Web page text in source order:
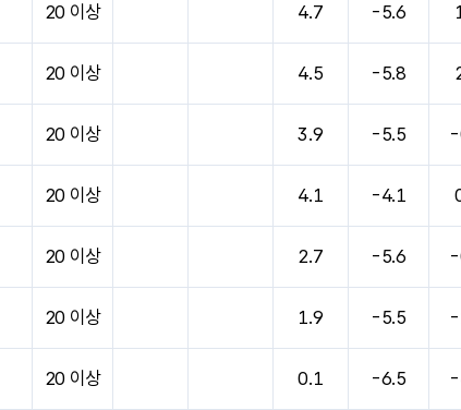
20 이상 4.7 -5.6
20 이상 4.5 -5.8
20 이상 3.9 -5.5 -
20 이상 4.1 -4.1
20 이상 2.7 -5.6 -
20 이상 1.9 -5.5
20 이상 0.1 -6.5